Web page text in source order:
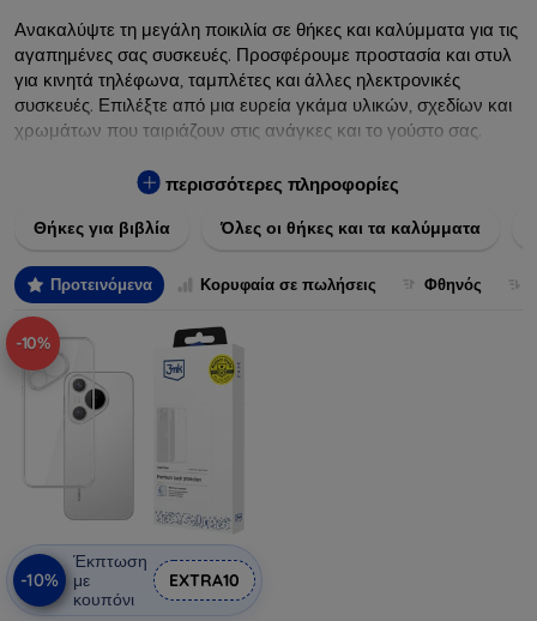
Ανακαλύψτε τη μεγάλη ποικιλία σε θήκες και καλύμματα για τις
αγαπημένες σας συσκευές. Προσφέρουμε προστασία και στυλ
για κινητά τηλέφωνα, ταμπλέτες και άλλες ηλεκτρονικές
συσκευές. Επιλέξτε από μια ευρεία γκάμα υλικών, σχεδίων και
χρωμάτων που ταιριάζουν στις ανάγκες και το γούστο σας.
πτώσεις και άλλες φθορές, ενώ παράλληλα δίνετε ένα
και τη διάρκεια ζωής των συσκευών σας με τις κορυφαίες
περισσότερες πληροφορίες
Θήκες για βιβλία Όλες οι θήκες και τα καλύμματα
Προτεινόμενα Κορυφαία σε πωλήσεις Φθηνός
-10%
-10%
Έκπτωση
με
κουπόνι
EXTRA10